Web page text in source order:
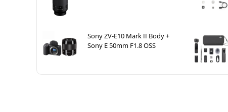
Sony ZV-E10 Mark II Body +
Sony E 50mm F1.8 OSS